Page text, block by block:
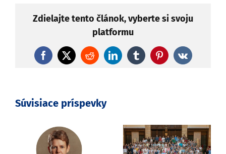
Zdielajte tento článok, vyberte si svoju
platformu
Facebook
X RedditLinkedInTumblrPinterest
Vk
Súvisiace príspevky